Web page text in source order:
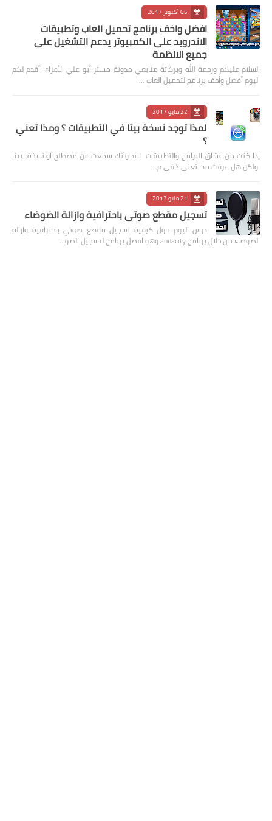
05 أكتوبر 2017
افضل واخف برنامج تحميل العاب وتطبيقات
الاندرويد على الكمبيوتر يدعم التشغيل على
جميع الانظمة
السلام عليكم ورحمة الله وبركاتة متابعي مدونة مستر أبو علي الأعزاء، أقدم لكم
اليوم أفضل وأخف برنامج لتحميل العاب …
22 مايو 2017
لمذا توجد نسخة بيتا في التطبيقات ؟ ومذا تعني
؟
إذا كنت من عشاق البرامج والتطبيقات لابد وأنك سمعت عن مصطلح أو نسخة بيتا
ولكن هل عرفت مذا تعني ؟ في م…
21 مايو 2017
تسجيل مقطع صوتي باحترافية وازالة الضوضاء
درس اليوم حول كيفية تسجيل مقطع صوتي باحترافية وازالة
الضوضاء من خلال برنامج audacity وهو افضل برنامج لتسجيل الصو…